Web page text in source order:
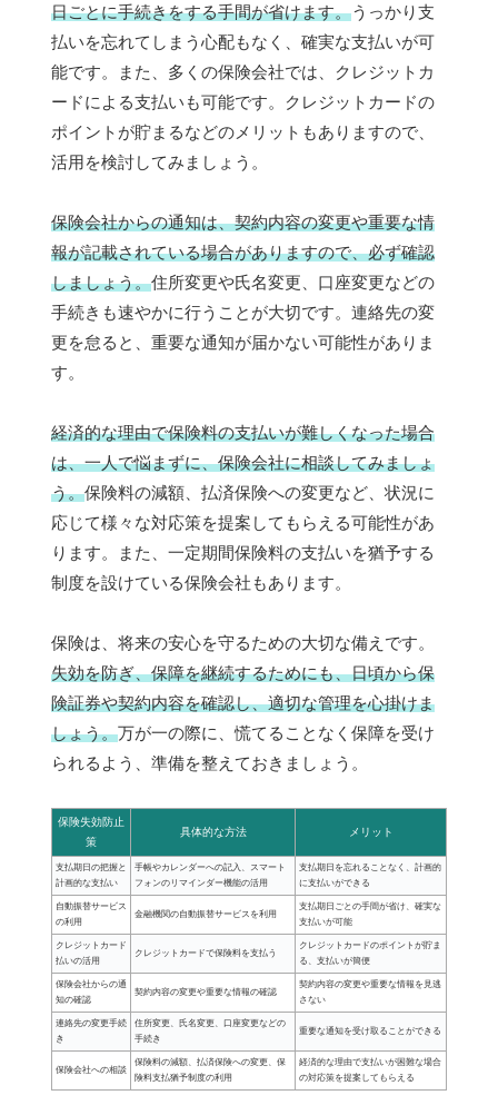
日ごとに手続きをする手間が省けます。うっかり支
払いを忘れてしまう心配もなく、確実な支払いが可
能です。また、多くの保険会社では、クレジットカ
ードによる支払いも可能です。クレジットカードの
ポイントが貯まるなどのメリットもありますので、
活用を検討してみましょう。
保険会社からの通知は、契約内容の変更や重要な情
報が記載されている場合がありますので、必ず確認
しましょう。住所変更や氏名変更、口座変更などの
手続きも速やかに行うことが大切です。連絡先の変
更を怠ると、重要な通知が届かない可能性がありま
す。
経済的な理由で保険料の支払いが難しくなった場合
は、一人で悩まずに、保険会社に相談してみましょ
う。保険料の減額、払済保険への変更など、状況に
応じて様々な対応策を提案してもらえる可能性があ
ります。また、一定期間保険料の支払いを猶予する
制度を設けている保険会社もあります。
保険は、将来の安心を守るための大切な備えです。
失効を防ぎ、保障を継続するためにも、日頃から保
険証券や契約内容を確認し、適切な管理を心掛けま
しょう。万が一の際に、慌てることなく保障を受け
られるよう、準備を整えておきましょう。
保険失効防止
策
具体的な方法 メリット
支払期日の把握と
計画的な支払い
手帳やカレンダーへの記入、スマート
フォンのリマインダー機能の活用
支払期日を忘れることなく、計画的
に支払いができる
自動振替サービス
の利用
金融機関の自動振替サービスを利用
支払期日ごとの手間が省け、確実な
支払いが可能
クレジットカード
払いの活用
クレジットカードで保険料を支払う
クレジットカードのポイントが貯ま
る、支払いが簡便
保険会社からの通
知の確認
契約内容の変更や重要な情報の確認
契約内容の変更や重要な情報を見逃
さない
連絡先の変更手続
き
住所変更、氏名変更、口座変更などの
手続き
重要な通知を受け取ることができる
保険会社への相談
保険料の減額、払済保険への変更、保
険料支払猶予制度の利用
経済的な理由で支払いが困難な場合
の対応策を提案してもらえる